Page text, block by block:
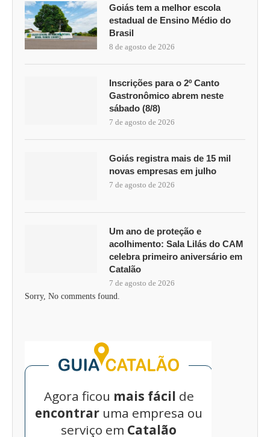
Goiás tem a melhor escola
estadual de Ensino Médio do
Brasil
8 de agosto de 2026
Inscrições para o 2º Canto
Gastronômico abrem neste
sábado (8/8)
7 de agosto de 2026
Goiás registra mais de 15 mil
novas empresas em julho
7 de agosto de 2026
Um ano de proteção e
acolhimento: Sala Lilás do CAM
celebra primeiro aniversário em
Catalão
7 de agosto de 2026
Sorry, No comments found.